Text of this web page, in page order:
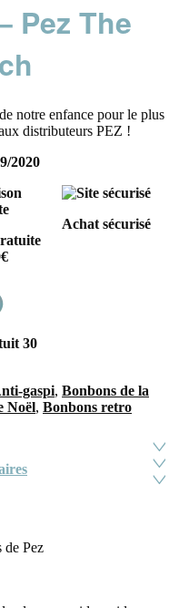
Pez The
notre enfance pour le plus
distributeurs PEZ !
2020
Achat sécurisé
30
gaspi, Bonbons de la
Noël, Bonbons retro
de Pez